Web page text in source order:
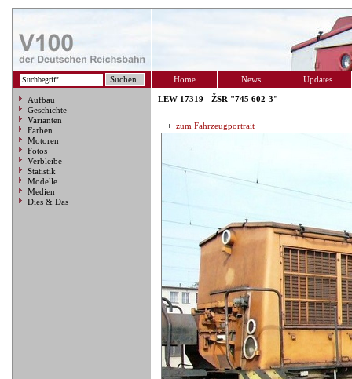
Home News Updates
Aufbau
Geschichte
Varianten
Farben
Motoren
Fotos
Verbleibe
Statistik
Modelle
Medien
Dies & Das
LEW 17319 - ŽSR "745 602-3"
zum Fahrzeugportrait